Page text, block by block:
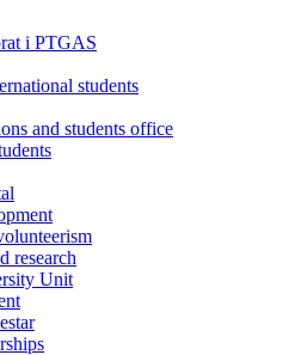
i PTGAS
students
and students office
research
Unit